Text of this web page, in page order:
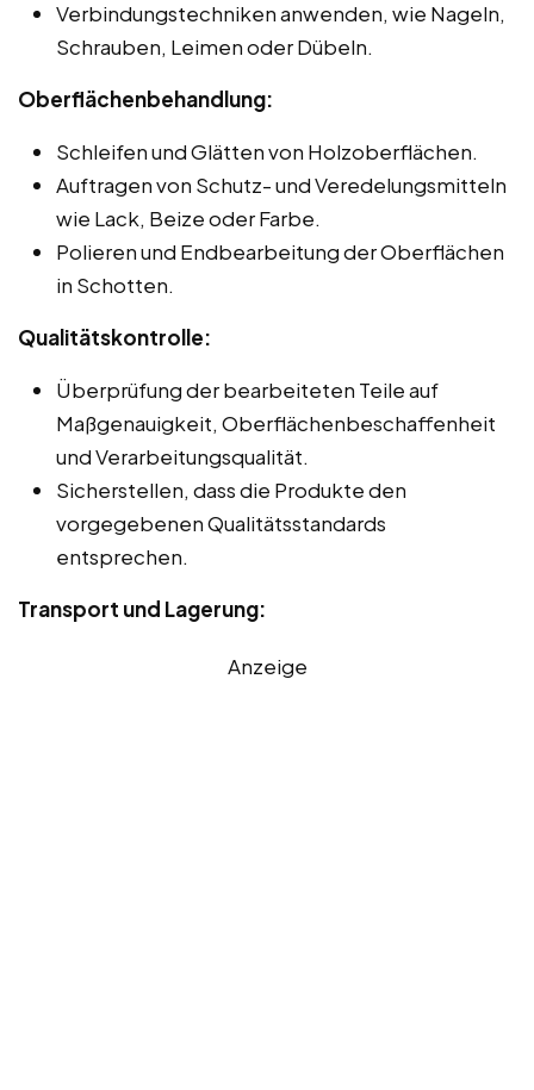
Verbindungstechniken anwenden, wie Nageln,
Schrauben, Leimen oder Dübeln.
Oberflächenbehandlung:
Schleifen und Glätten von Holzoberflächen.
Auftragen von Schutz- und Veredelungsmitteln
wie Lack, Beize oder Farbe.
Polieren und Endbearbeitung der Oberflächen
in Schotten.
Qualitätskontrolle:
Überprüfung der bearbeiteten Teile auf
Maßgenauigkeit, Oberflächenbeschaffenheit
und Verarbeitungsqualität.
Sicherstellen, dass die Produkte den
vorgegebenen Qualitätsstandards
entsprechen.
Transport und Lagerung:
Anzeige